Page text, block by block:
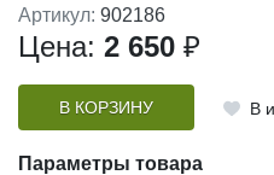
Артикул: 902186
Цена: 2 650 ₽
В КОРЗИНУ В
Параметры товара